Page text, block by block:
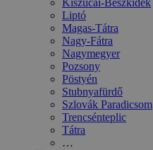
Kiszucai-Beszkidek
Liptó
Magas-Tátra
Nagy-Fátra
Nagymegyer
Pozsony
Pöstyén
Stubnyafürdő
Szlovák Paradicsom
Trencsénteplic
Tátra
…